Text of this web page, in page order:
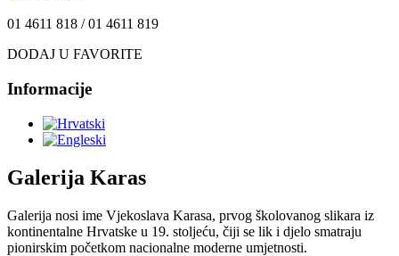
01 4611 818 / 01 4611 819
DODAJ U FAVORITE
Informacije
Galerija Karas
Galerija nosi ime Vjekoslava Karasa, prvog školovanog slikara iz
kontinentalne Hrvatske u 19. stoljeću, čiji se lik i djelo smatraju
pionirskim početkom nacionalne moderne umjetnosti.